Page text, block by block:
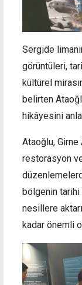
Sergide
görüntüleri,
kültürel
belirten
hikâyesini
Ataoğlu, Girne
restorasyon
bölgenin
nesillere
kadar önemli